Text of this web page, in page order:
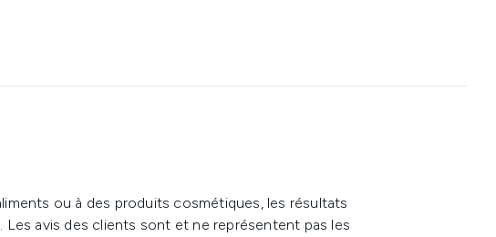
ou à des produits cosmétiques, les résultats
Les avis des clients sont et ne représentent pas les